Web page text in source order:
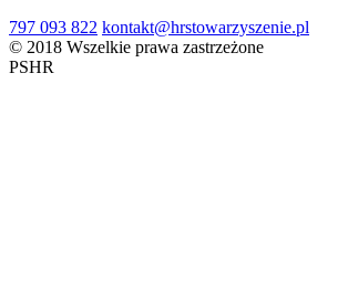
797 093 822 kontakt@hrstowarzyszenie.pl
© 2018 Wszelkie prawa zastrzeżone
PSHR